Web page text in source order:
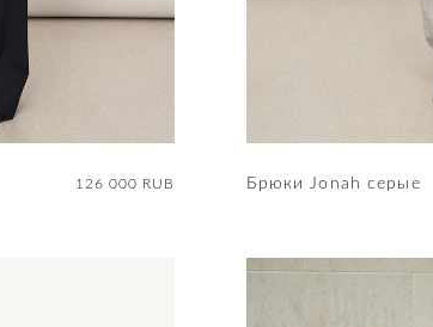
126 000 RUB Брюки Jonah cерые